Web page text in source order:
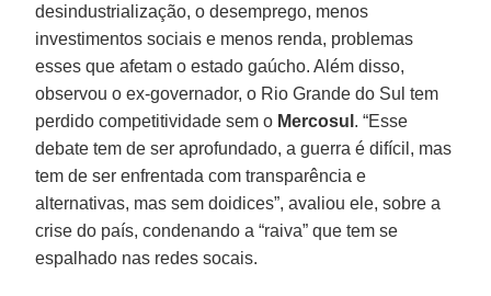
desindustrialização, o desemprego, menos
investimentos sociais e menos renda, problemas
esses que afetam o estado gaúcho. Além disso,
observou o ex-governador, o Rio Grande do Sul tem
perdido competitividade sem o Mercosul . “Esse
debate tem de ser aprofundado, a guerra é difícil, mas
tem de ser enfrentada com transparência e
alternativas, mas sem doidices”, avaliou ele, sobre a
crise do país, condenando a “raiva” que tem se
espalhado nas redes socais.